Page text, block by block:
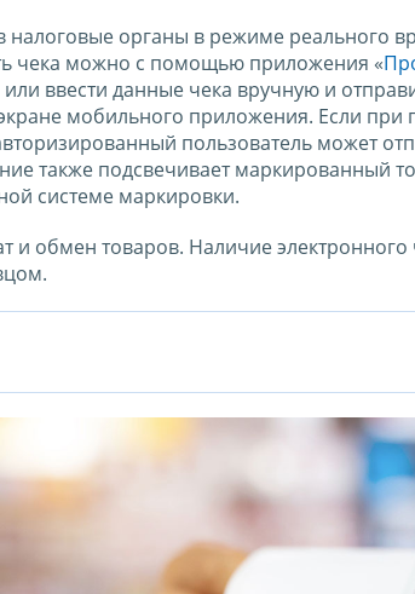
налоговые органы в режиме реального
чека можно с помощью приложения «
или ввести данные чека вручную и
мобильного приложения. Если
пользователь может
также подсвечивает маркированный
системе маркировки.
обмен товаров. Наличие электронного